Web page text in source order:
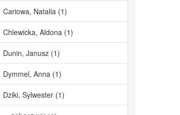
Cariowa, Natalia (1)
Chlewicka, Aldona (1)
Dunin, Janusz (1)
Dymmel, Anna (1)
Dziki, Sylwester (1)